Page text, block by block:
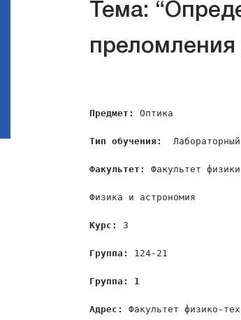
Тема:
Предмет: Оптика
Тип обучения:
Факультет: Факультет
Физика и астрономия
Курс: 3
Группа: 124-21
Группа: 1
Адрес: Факультет физико-